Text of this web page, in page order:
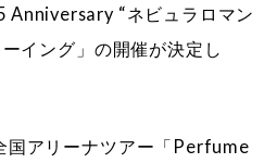
“ネビュラロマン
イング」の開催が決定し
国アリーナツアー「Perfume